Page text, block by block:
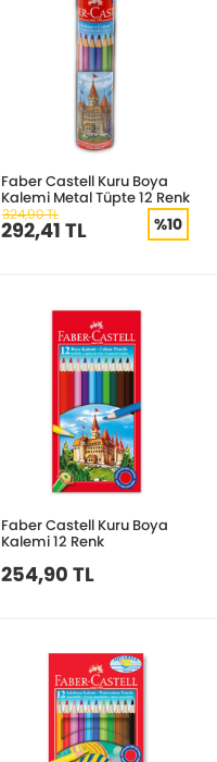
Faber Castell Kuru Boya
Kalemi Metal Tüpte 12 Renk
324,90 TL
292,41 TL %10
Faber Castell Kuru Boya
Kalemi 12 Renk
254,90 TL